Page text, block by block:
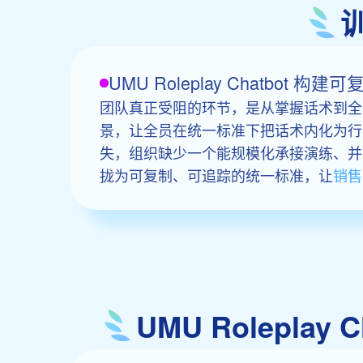
UMU Roleplay Chatbot 构建可
团队真正受阻的环节，是从掌握话术到
景，让全员在统一标准下把话术内化为
失，组织缺少一个能规模化承接演练、
拢为可复制、可追踪的统一标准，让销
UMU Roleplay